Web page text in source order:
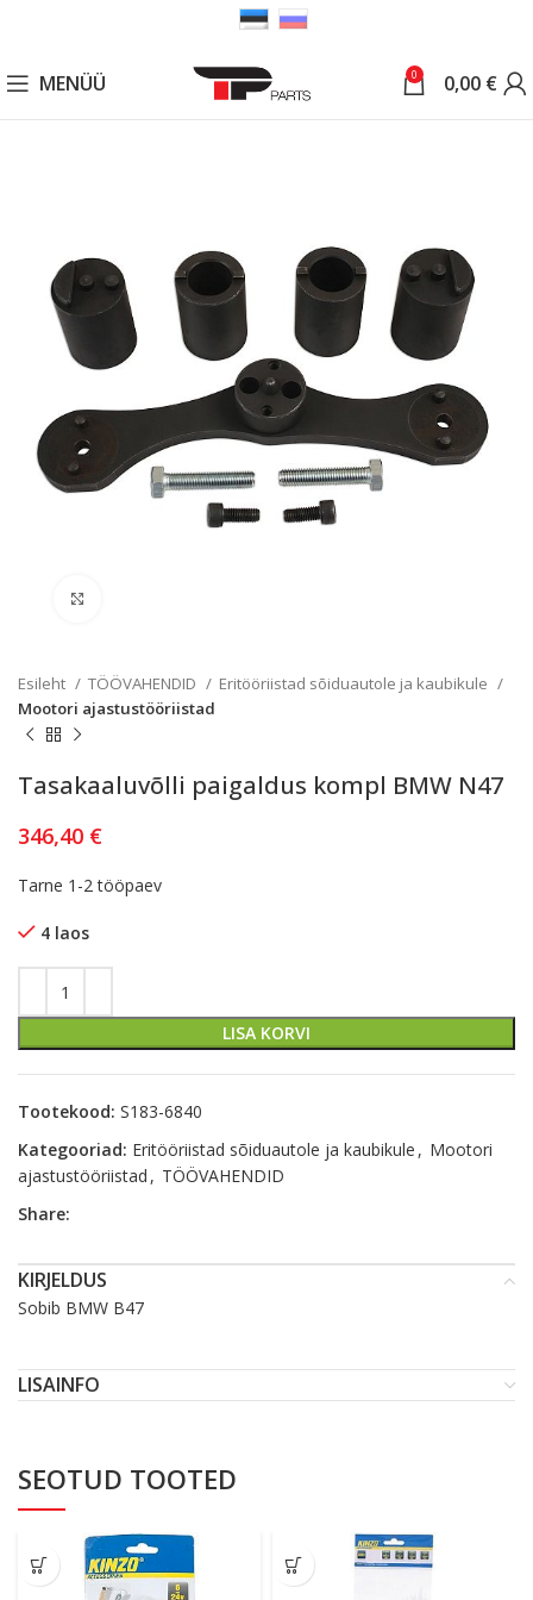
MENÜÜ 0 0,00 €
Esileht TÖÖVAHENDID
Eritööriistad sõiduautole ja kaubikule
Mootori ajastustööriistad
Tasakaaluvõlli paigaldus kompl BMW N47
346,40 €
Tarne 1-2 tööpaev
4 laos
LISA KORVI
Tootekood: S183-6840
Kategooriad: Eritööriistad sõiduautole ja kaubikule , Mootori
ajastustööriistad , TÖÖVAHENDID
Share:
KIRJELDUS
Sobib BMW B47
LISAINFO
SEOTUD TOOTED